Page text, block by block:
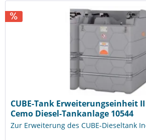
CUBE-Tank Erweiterungseinheit
Cemo Diesel-Tankanlage 10544
Zur Erweiterung des CUBE-Dieseltank